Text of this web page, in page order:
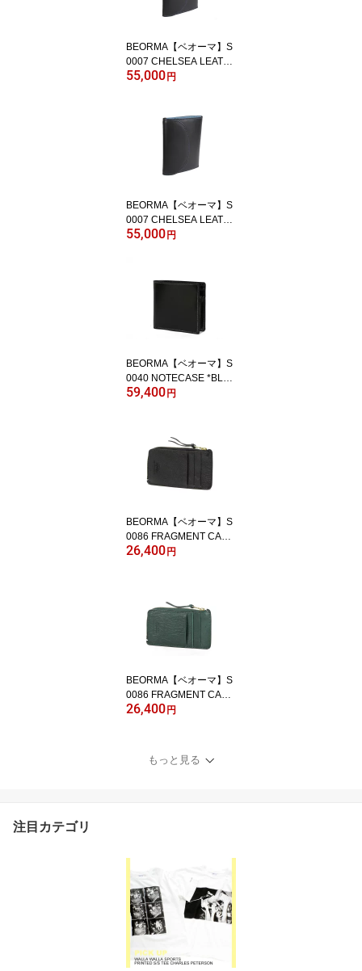
BEORMA【ベオーマ】S
0007 CHELSEA LEATH
ER 3FOLD WALLET *NA
55,000円
BEORMA【ベオーマ】S
0007 CHELSEA LEATH
ER 3FOLD WALLET *NA
55,000円
BEORMA【ベオーマ】S
0040 NOTECASE *BLA
CK / BRIDLE LEATHER
59,400円
BEORMA【ベオーマ】S
0086 FRAGMENT CASE
*BLACK / NATUR LEATH
26,400円
BEORMA【ベオーマ】S
0086 FRAGMENT CASE
*GREEN / NATUR LEAT
26,400円
もっと見る
注目カテゴリ